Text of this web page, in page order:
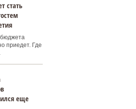
стать
бюджета
приедет. Где
еще